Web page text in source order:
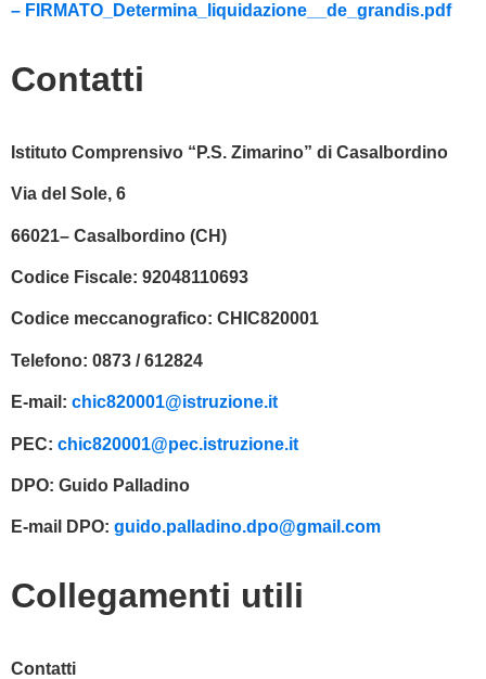
– FIRMATO_Determina_liquidazione__de_grandis.pdf
Contatti
Istituto Comprensivo “P.S. Zimarino” di Casalbordino
Via del Sole, 6
66021– Casalbordino (CH)
Codice Fiscale: 92048110693
Codice meccanografico: CHIC820001
Telefono: 0873 / 612824
E-mail: chic820001@istruzione.it
PEC: chic820001@pec.istruzione.it
DPO: Guido Palladino
E-mail DPO: guido.palladino.dpo@gmail.com
Collegamenti utili
Contatti